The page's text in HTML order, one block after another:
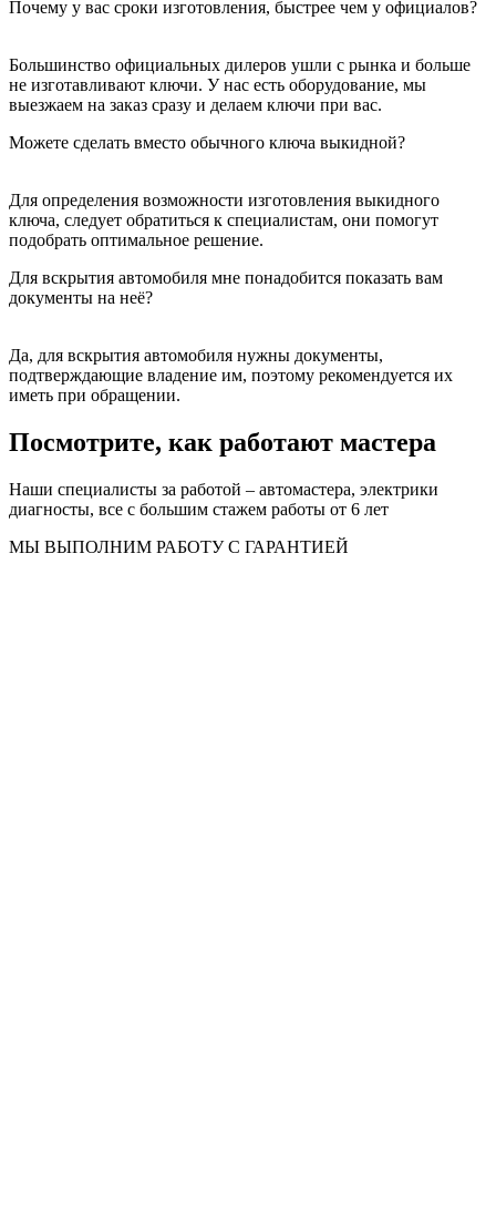
Почему у вас сроки изготовления, быстрее чем у официалов?
Большинство официальных дилеров ушли с рынка и больше
не изготавливают ключи. У нас есть оборудование, мы
выезжаем на заказ сразу и делаем ключи при вас.
Можете сделать вместо обычного ключа выкидной?
Для определения возможности изготовления выкидного
ключа, следует обратиться к специалистам, они помогут
подобрать оптимальное решение.
Для вскрытия автомобиля мне понадобится показать вам
документы на неё?
Да, для вскрытия автомобиля нужны документы,
подтверждающие владение им, поэтому рекомендуется их
иметь при обращении.
Посмотрите, как работают мастера
Наши специалисты за работой – автомастера, электрики
диагносты, все с большим стажем работы от 6 лет
МЫ ВЫПОЛНИМ РАБОТУ С ГАРАНТИЕЙ